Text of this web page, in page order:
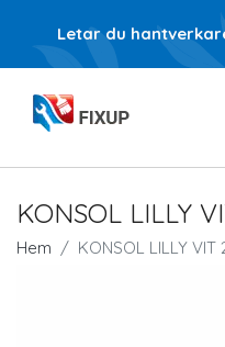
Letar du
KONSOL LILLY
Hem KONSOL LILLY VIT